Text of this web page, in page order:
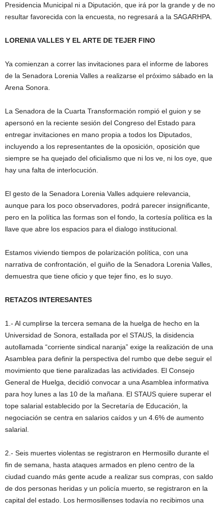
Presidencia Municipal ni a Diputación, que irá por la grande y de no
resultar favorecida con la encuesta, no regresará a la SAGARHPA.
LORENIA VALLES Y EL ARTE DE TEJER FINO
Ya comienzan a correr las invitaciones para el informe de labores
de la Senadora Lorenia Valles a realizarse el próximo sábado en la
Arena Sonora.
La Senadora de la Cuarta Transformación rompió el guion y se
apersonó en la reciente sesión del Congreso del Estado para
entregar invitaciones en mano propia a todos los Diputados,
incluyendo a los representantes de la oposición, oposición que
siempre se ha quejado del oficialismo que ni los ve, ni los oye, que
hay una falta de interlocución.
El gesto de la Senadora Lorenia Valles adquiere relevancia,
aunque para los poco observadores, podrá parecer insignificante,
pero en la política las formas son el fondo, la cortesía política es la
llave que abre los espacios para el dialogo institucional.
Estamos viviendo tiempos de polarización política, con una
narrativa de confrontación, el guiño de la Senadora Lorenia Valles,
demuestra que tiene oficio y que tejer fino, es lo suyo.
RETAZOS INTERESANTES
1.- Al cumplirse la tercera semana de la huelga de hecho en la
Universidad de Sonora, estallada por el STAUS, la disidencia
autollamada “corriente sindical naranja” exige la realización de una
Asamblea para definir la perspectiva del rumbo que debe seguir el
movimiento que tiene paralizadas las actividades. El Consejo
General de Huelga, decidió convocar a una Asamblea informativa
para hoy lunes a las 10 de la mañana. El STAUS quiere superar el
tope salarial establecido por la Secretaría de Educación, la
negociación se centra en salarios caídos y un 4.6% de aumento
salarial.
2.- Seis muertes violentas se registraron en Hermosillo durante el
fin de semana, hasta ataques armados en pleno centro de la
ciudad cuando más gente acude a realizar sus compras, con saldo
de dos personas heridas y un policía muerto, se registraron en la
capital del estado. Los hermosillenses todavía no recibimos una